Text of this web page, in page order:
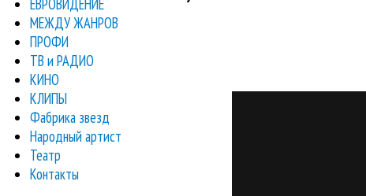
МЕЖДУ ЖАНРОВ
ПРОФИ
ТВ и РАДИО
КИНО
КЛИПЫ
Фабрика звезд
Народный артист
Театр
Контакты